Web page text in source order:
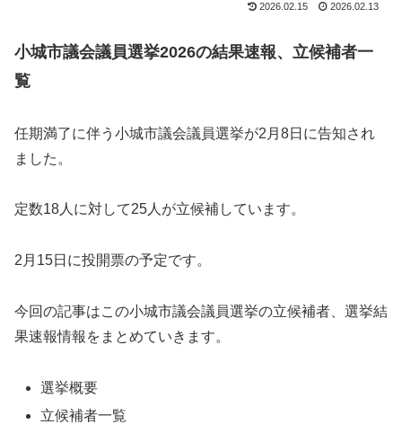
2026.02.15 2026.02.13
小城市議会議員選挙2026の結果速報、立候補者一
覧
任期満了に伴う小城市議会議員選挙が2月8日に告知され
ました。
定数18人に対して25人が立候補しています。
2月15日に投開票の予定です。
今回の記事はこの小城市議会議員選挙の立候補者、選挙結
果速報情報をまとめていきます。
選挙概要
立候補者一覧